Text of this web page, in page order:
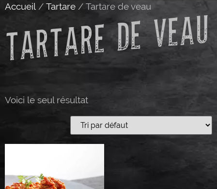
Accueil / Tartare / Tartare de veau
TARTARE DE VEAU
Voici le seul résultat